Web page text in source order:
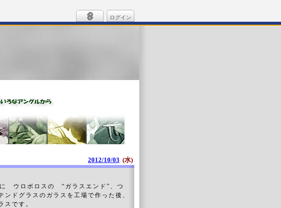
ログイン
2012/10/03 (水)
ウロボロスの “ガラスエンド”、つ
ドグラスのガラスを工場で作った後、
スです。